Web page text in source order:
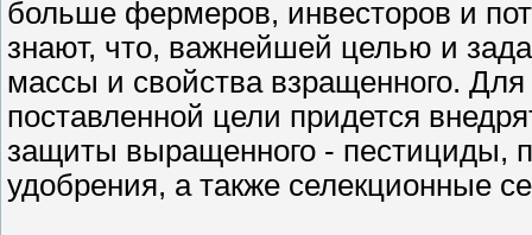
больше фермеров, инвесторов и
знают, что, важнейшей целью и
массы и свойства взращенного.
поставленной цели придется
защиты выращенного - пестициды,
удобрения, а также селекционные